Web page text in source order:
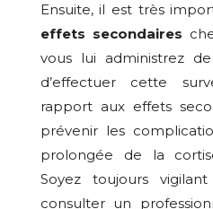
Ensuite, il est très
effets secondaires
vous lui administrez
d’effectuer cette
rapport aux effets
prévenir les
prolongée de la
Soyez toujours
consulter un